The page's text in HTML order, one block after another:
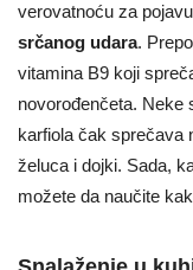
verovatnoću za pojavu
srčanog udara.
vitamina B9 koji
novorođenčeta. Neke
karfiola čak sprečava
želuca i dojki. Sada,
možete da naučite